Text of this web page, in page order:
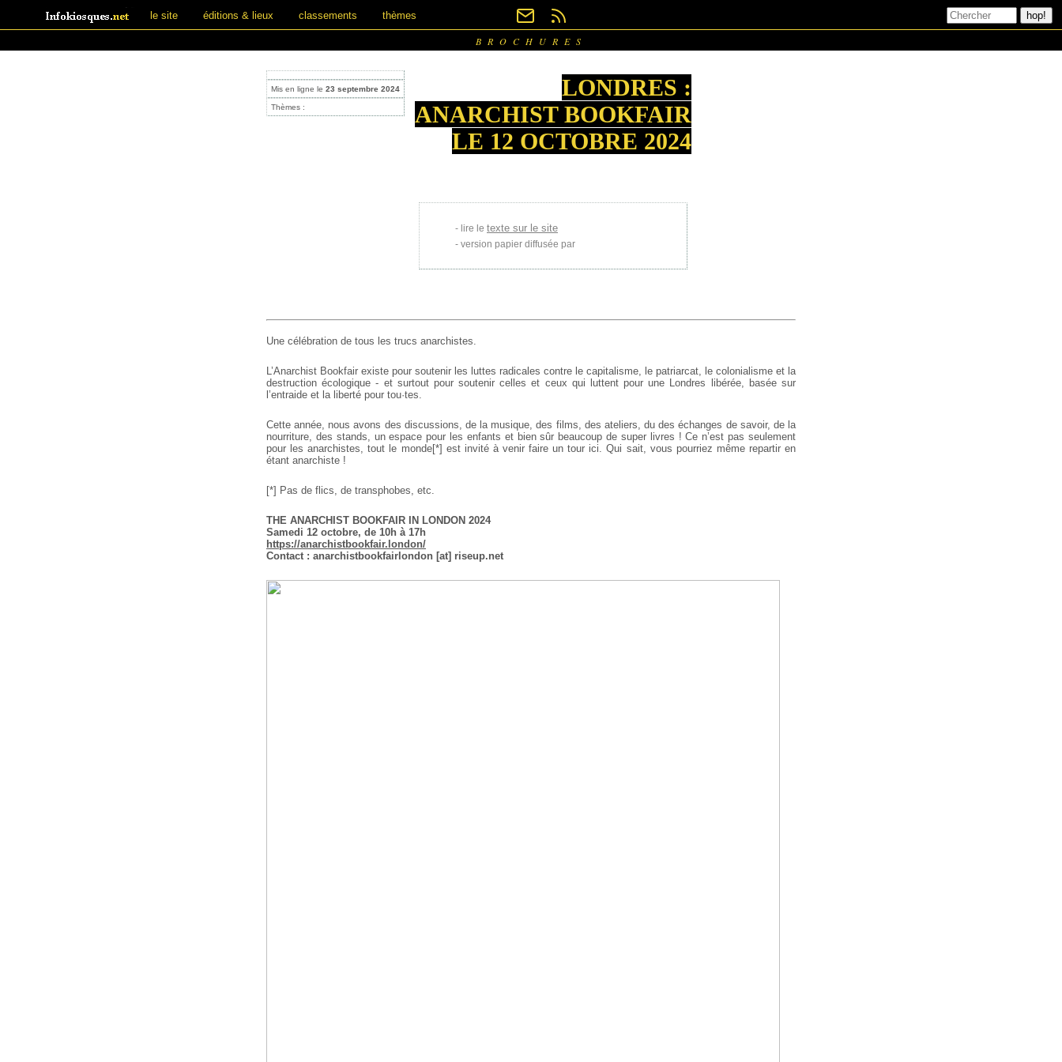
le site éditions & lieux classements thèmes
BROCHURES
Mis en ligne le 23 septembre 2024
Thèmes :
LONDRES :
ANARCHIST BOOKFAIR
LE 12 OCTOBRE 2024
lire le texte sur le site
version papier diffusée par
Une célébration de tous les trucs anarchistes.
L’Anarchist Bookfair existe pour soutenir les luttes radicales contre le capitalisme, le patriarcat, le colonialisme et la
destruction écologique - et surtout pour soutenir celles et ceux qui luttent pour une Londres libérée, basée sur
l’entraide et la liberté pour tou·tes.
Cette année, nous avons des discussions, de la musique, des films, des ateliers, du des échanges de savoir, de la
nourriture, des stands, un espace pour les enfants et bien sûr beaucoup de super livres ! Ce n’est pas seulement
pour les anarchistes, tout le monde[*] est invité à venir faire un tour ici. Qui sait, vous pourriez même repartir en
étant anarchiste !
[*] Pas de flics, de transphobes, etc.
THE ANARCHIST BOOKFAIR IN LONDON 2024
Samedi 12 octobre, de 10h à 17h
https://anarchistbookfair.london/
Contact : anarchistbookfairlondon [at] riseup.net